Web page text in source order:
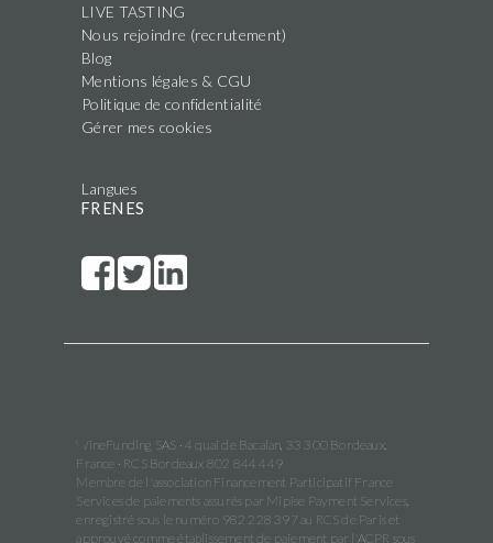
LIVE TASTING
Nous rejoindre (recrutement)
Blog
Mentions légales & CGU
Politique de confidentialité
Gérer mes cookies
Langues
FR EN ES
WineFunding SAS · 4 quai de Bacalan, 33 300 Bordeaux,
France · RCS Bordeaux 802 844 449
Membre de l'association Financement Participatif France
Services de paiements assurés par Mipise Payment Services,
enregistré sous le numéro 982 228 397 au RCS de Paris et
approuvé comme établissement de paiement par l'ACPR sous